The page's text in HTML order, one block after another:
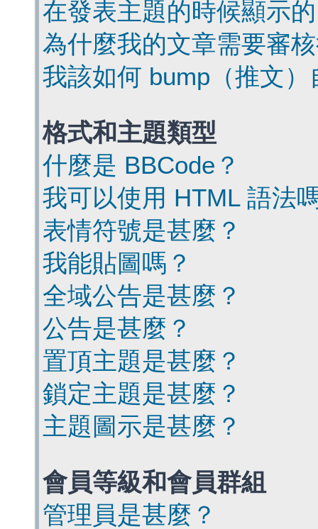
在發表主題的時候顯示
為什麼我的文章需要審
我該如何 bump（推文
格式和主題類型
什麼是 BBCode？
我可以使用 HTML 語法
表情符號是甚麼？
我能貼圖嗎？
全域公告是甚麼？
公告是甚麼？
置頂主題是甚麼？
鎖定主題是甚麼？
主題圖示是甚麼？
會員等級和會員群組
管理員是甚麼？